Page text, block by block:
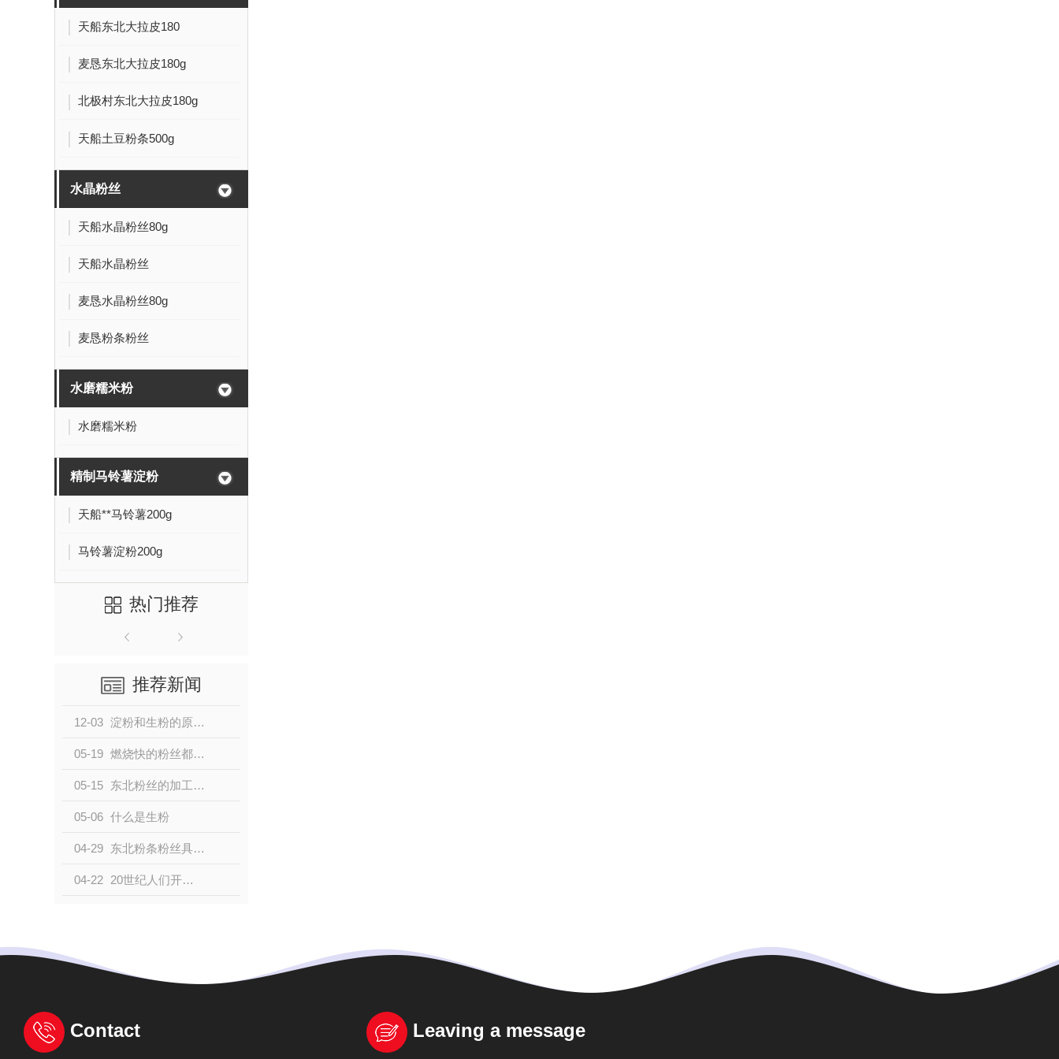
天船东北大拉皮180
麦恳东北大拉皮180g
北极村东北大拉皮180g
天船土豆粉条500g
水晶粉丝
天船水晶粉丝80g
天船水晶粉丝
麦恳水晶粉丝80g
麦恳粉条粉丝
水磨糯米粉
水磨糯米粉
精制马铃薯淀粉
天船**马铃薯200g
马铃薯淀粉200g
热门推荐
推荐新闻
12-03 淀粉和生粉的原材料不同
05-19 燃烧快的粉丝都是用塑料做的吗
05-15 东北粉丝的加工问题都有哪些
05-06 什么是生粉
04-29 东北粉条粉丝具有悠久的历史，其中粉条是指丝经达到一定标准，称之为粉条。
04-22 20世纪人们开始实行大健康，其中食用马铃薯对身体的消化系统有所帮助。
Contact Leaving a message